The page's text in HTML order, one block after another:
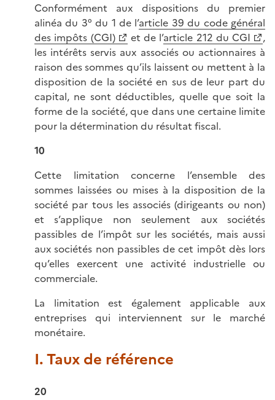
Conformément aux dispositions du premier
alinéa du 3° du 1 de l’article 39 du code général
des impôts (CGI)
et de l’article 212 du CGI
,
les intérêts servis aux associés ou actionnaires à
raison des sommes qu’ils laissent ou mettent à la
disposition de la société en sus de leur part du
capital, ne sont déductibles, quelle que soit la
forme de la société, que dans une certaine limite
pour la détermination du résultat fiscal.
10
Cette limitation concerne l’ensemble des
sommes laissées ou mises à la disposition de la
société par tous les associés (dirigeants ou non)
et s’applique non seulement aux sociétés
passibles de l’impôt sur les sociétés, mais aussi
aux sociétés non passibles de cet impôt dès lors
qu’elles exercent une activité industrielle ou
commerciale.
La limitation est également applicable aux
entreprises qui interviennent sur le marché
monétaire.
I. Taux de référence
20